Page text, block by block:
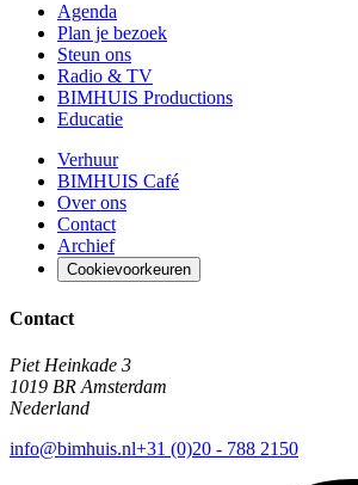
Agenda
Plan je bezoek
Steun ons
Radio & TV
BIMHUIS Productions
Educatie
Verhuur
BIMHUIS Café
Over ons
Contact
Archief
Cookievoorkeuren
Contact
Piet Heinkade 3
1019 BR Amsterdam
Nederland
info@bimhuis.nl+31 (0)20 - 788 2150